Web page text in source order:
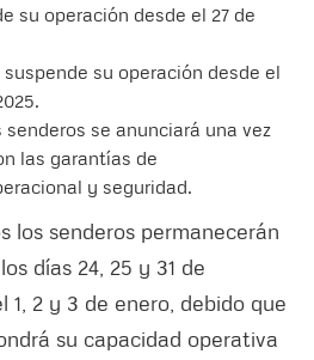
su operación desde el 27 de
suspende su operación desde el
se anunciará una vez
las garantías de
y seguridad.
los senderos permanecerán
días 24, 25 y 31 de
1, 2 y 3 de enero, debido que
su capacidad operativa